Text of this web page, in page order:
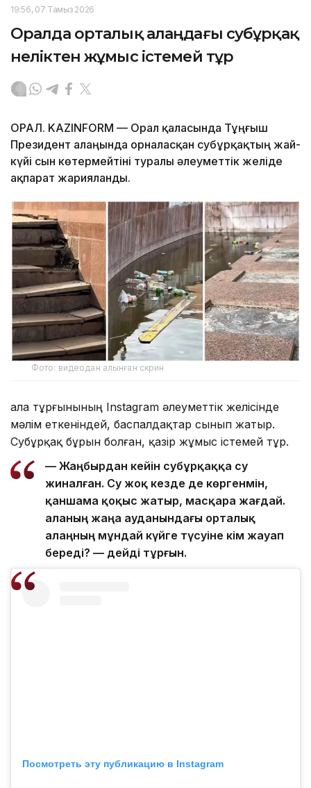
19:56, 07 Тамыз 2026
Оралда орталық алаңдағы субұрқақ
неліктен жұмыс істемей тұр
ОРАЛ. KAZINFORM — Орал қаласында Тұңғыш
Президент алаңында орналасқан субұрқақтың жай-
күйі сын көтермейтіні туралы әлеуметтік желіде
ақпарат жарияланды.
Фото: видеодан алынған скрин
Қала тұрғынының Instagram әлеуметтік желісінде
мәлім еткеніндей, баспалдақтар сынып жатыр.
Субұрқақ бұрын болған, қазір жұмыс істемей тұр.
— Жаңбырдан кейін субұрқаққа су
жиналған. Су жоқ кезде де көргенмін,
қаншама қоқыс жатыр, масқара жағдай.
Қаланың жаңа ауданындағы орталық
алаңның мұндай күйге түсуіне кім жауап
береді? — дейді тұрғын.
Посмотреть эту публикацию в Instagram